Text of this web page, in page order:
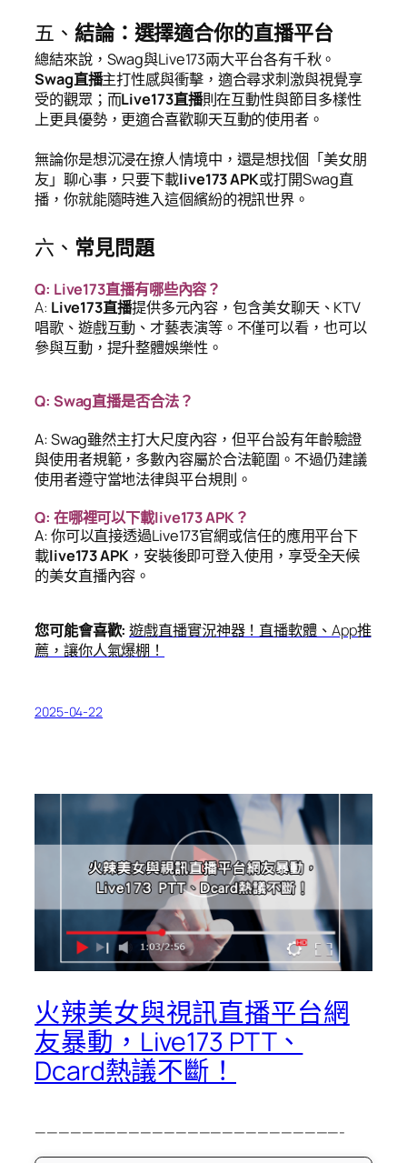
五、 結論：選擇適合你的直播平台
總結來說，Swag與Live173兩大平台各有千秋。
Swag直播主打性感與衝擊，適合尋求刺激與視覺享
受的觀眾；而Live173直播則在互動性與節目多樣性
上更具優勢，更適合喜歡聊天互動的使用者。
無論你是想沉浸在撩人情境中，還是想找個「美女朋
友」聊心事，只要下載live173 APK或打開Swag直
播，你就能隨時進入這個繽紛的視訊世界。
六、 常見問題
Q: Live173直播有哪些內容？
A: Live173直播提供多元內容，包含美女聊天、KTV
唱歌、遊戲互動、才藝表演等。不僅可以看，也可以
參與互動，提升整體娛樂性。
Q: Swag直播是否合法？
A: Swag雖然主打大尺度內容，但平台設有年齡驗證
與使用者規範，多數內容屬於合法範圍。不過仍建議
使用者遵守當地法律與平台規則。
Q: 在哪裡可以下載live173 APK？
A: 你可以直接透過Live173官網或信任的應用平台下
載live173 APK，安裝後即可登入使用，享受全天候
的美女直播內容。
您可能會喜歡:遊戲直播實況神器！直播軟體、App推
薦，讓你人氣爆棚！
2025-04-22
火辣美女與視訊直播平台網
友暴動，Live173 PTT、
Dcard熱議不斷！
——————————————————————————-